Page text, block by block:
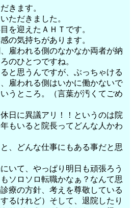
きます。
ただきました。
を迎えたＡＨＴです。
の気持ちがあります。
雇われる側のなかなか両者が納
のひとつですね。
と思うんですが、ぶっちゃける
雇われる側はいかに働かないで
うところ。（言葉が汚くてごめ
日に異議アリ！！というのは院
もいると院長ってどんな人かわ
、どんな仕事にもある事だと思
いて、やっぱり明日も頑張ろう
ソロソロ転職かなぁ？なんて思
療の方針、考えを尊敬している
るけれど）そして、退院したり